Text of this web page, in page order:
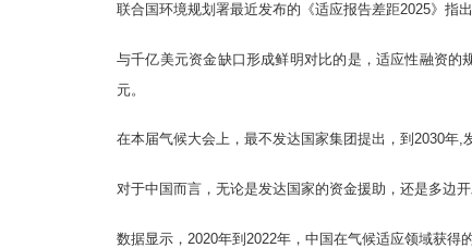
联合国环境规划署最近发布的《适应报告差距2025》指
与千亿美元资金缺口形成鲜明对比的是，适应性融资
元。
在本届气候大会上，最不发达国家集团提出，到2030年,
对于中国而言，无论是发达国家的资金援助，还是多边
数据显示，2020年到2022年，中国在气候适应领域获得